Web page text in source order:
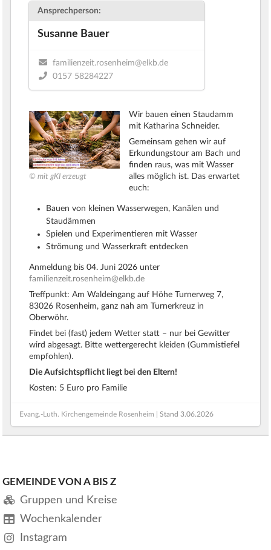
Ansprechperson:
Susanne Bauer
familienzeit.rosenheim@elkb.de
0157 58284227
© mit gKI erzeugt
Wir bauen einen Staudamm
mit Katharina Schneider.
Gemeinsam gehen wir auf
Erkundungstour am Bach und
finden raus, was mit Wasser
alles möglich ist. Das erwartet
euch:
Bauen von kleinen Wasserwegen, Kanälen und
Staudämmen
Spielen und Experimentieren mit Wasser
Strömung und Wasserkraft entdecken
Anmeldung bis 04. Juni 2026 unter
familienzeit.rosenheim@elkb.de
Treffpunkt: Am Waldeingang auf Höhe Turnerweg 7,
83026 Rosenheim, ganz nah am Turnerkreuz in
Oberwöhr.
Findet bei (fast) jedem Wetter statt – nur bei Gewitter
wird abgesagt. Bitte wettergerecht kleiden (Gummistiefel
empfohlen).
Die Aufsichtspflicht liegt bei den Eltern!
Kosten: 5 Euro pro Familie
Evang.-Luth. Kirchengemeinde Rosenheim | Stand3.06.2026
GEMEINDE VON A BIS Z
Gruppen und Kreise
Wochenkalender
Instagram